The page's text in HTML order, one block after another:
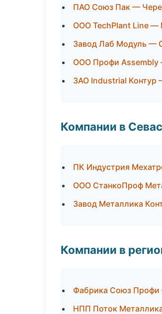
ПАО Союз Пак —
ООО TechPlant Line —
Завод Лаб Модуль —
ООО Профи Assembly
ЗАО Industrial Контур
Компании в
ПК Индустрия
ООО СтанкоПроф
Завод Металлика
Компании в
Фабрика Союз Профи
НПП Поток